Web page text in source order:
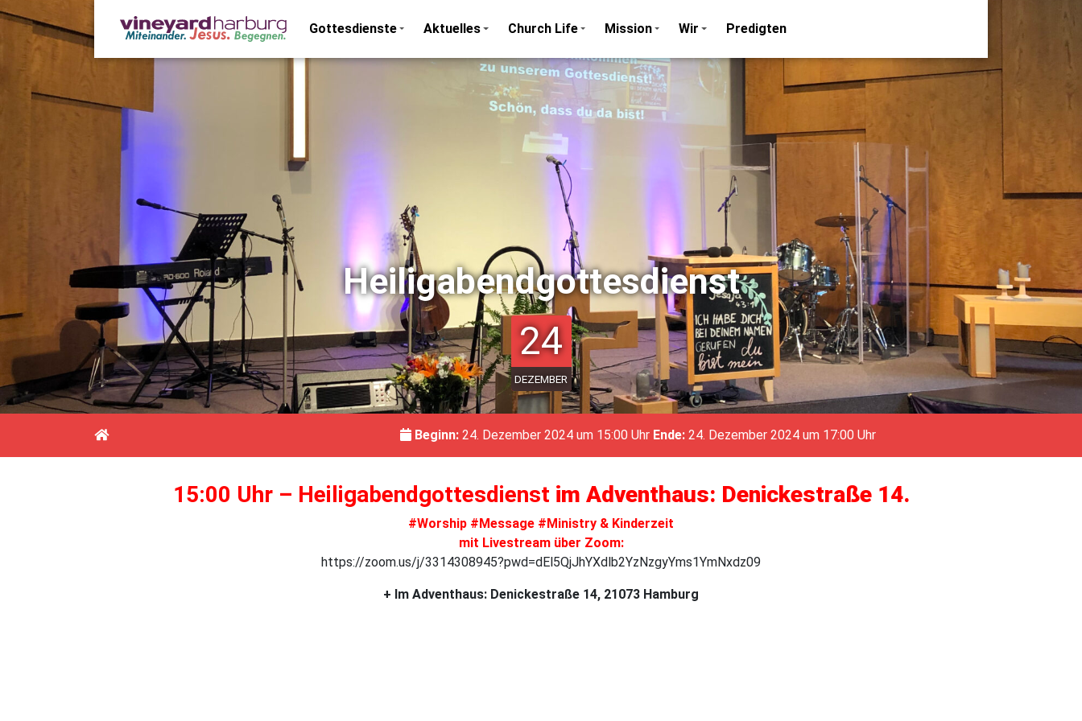
Gottesdienste Aktuelles Church Life Mission Wir Predigten
Heiligabendgottesdienst
24
DEZEMBER
Beginn: 24. Dezember 2024 um 15:00 Uhr Ende: 24. Dezember 2024 um 17:00 Uhr
15:00 Uhr – Heiligabendgottesdienst im Adventhaus: Denickestraße 14.
#Worship #Message #Ministry & Kinderzeit
mit Livestream über Zoom:
https://zoom.us/j/3314308945?pwd=dEl5QjJhYXdlb2YzNzgyYms1YmNxdz09
+ Im Adventhaus: Denickestraße 14, 21073 Hamburg